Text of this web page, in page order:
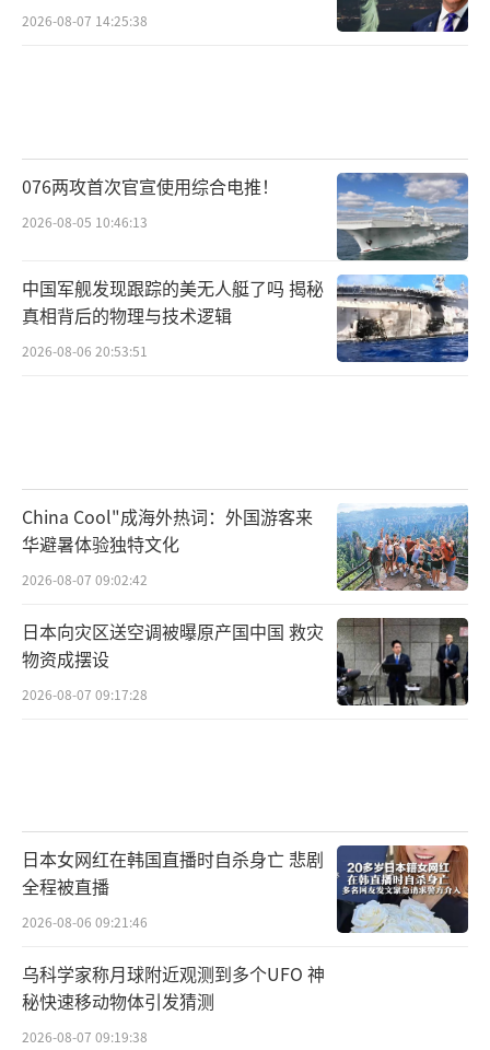
2026-08-07 14:25:38
076两攻首次官宣使用综合电推！
2026-08-05 10:46:13
中国军舰发现跟踪的美无人艇了吗 揭秘
真相背后的物理与技术逻辑
2026-08-06 20:53:51
China Cool"成海外热词：外国游客来
华避暑体验独特文化
2026-08-07 09:02:42
日本向灾区送空调被曝原产国中国 救灾
物资成摆设
2026-08-07 09:17:28
日本女网红在韩国直播时自杀身亡 悲剧
全程被直播
2026-08-06 09:21:46
乌科学家称月球附近观测到多个UFO 神
秘快速移动物体引发猜测
2026-08-07 09:19:38